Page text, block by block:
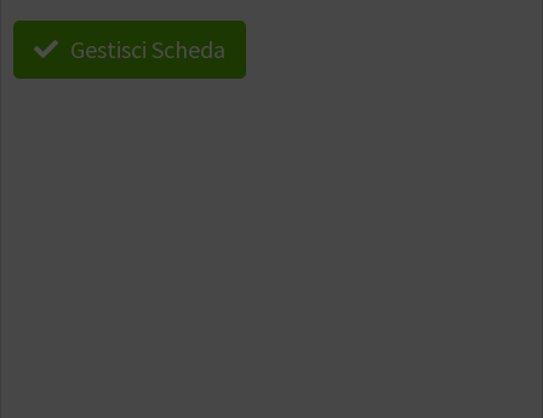
Gestisci Scheda